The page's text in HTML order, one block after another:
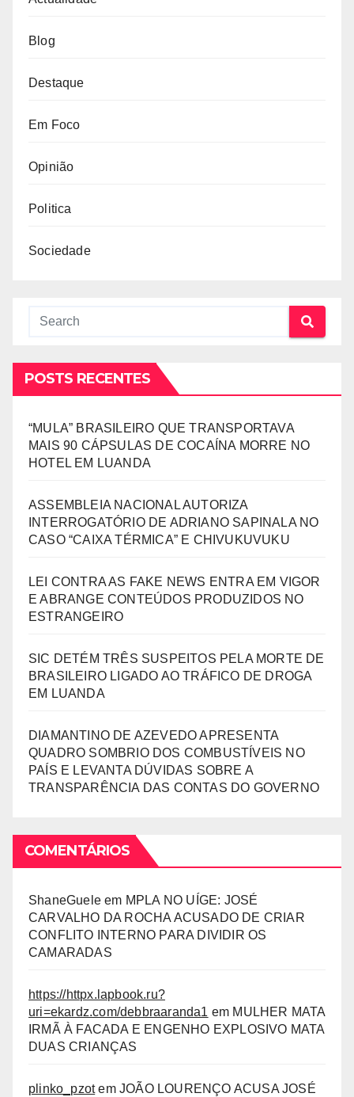
Blog
Destaque
Em Foco
Opinião
Politica
Sociedade
POSTS RECENTES
“MULA” BRASILEIRO QUE TRANSPORTAVA
MAIS 90 CÁPSULAS DE COCAÍNA MORRE NO
HOTEL EM LUANDA
ASSEMBLEIA NACIONAL AUTORIZA
INTERROGATÓRIO DE ADRIANO SAPINALA NO
CASO “CAIXA TÉRMICA” E CHIVUKUVUKU
LEI CONTRA AS FAKE NEWS ENTRA EM VIGOR
E ABRANGE CONTEÚDOS PRODUZIDOS NO
ESTRANGEIRO
SIC DETÉM TRÊS SUSPEITOS PELA MORTE DE
BRASILEIRO LIGADO AO TRÁFICO DE DROGA
EM LUANDA
DIAMANTINO DE AZEVEDO APRESENTA
QUADRO SOMBRIO DOS COMBUSTÍVEIS NO
PAÍS E LEVANTA DÚVIDAS SOBRE A
TRANSPARÊNCIA DAS CONTAS DO GOVERNO
COMENTÁRIOS
ShaneGuele em MPLA NO UÍGE: JOSÉ
CARVALHO DA ROCHA ACUSADO DE CRIAR
CONFLITO INTERNO PARA DIVIDIR OS
CAMARADAS
https://httpx.lapbook.ru?
uri=ekardz.com/debbraaranda1 em MULHER MATA
IRMÃ À FACADA E ENGENHO EXPLOSIVO MATA
DUAS CRIANÇAS
plinko_pzotemJOÃO LOURENÇO ACUSA JOSÉ